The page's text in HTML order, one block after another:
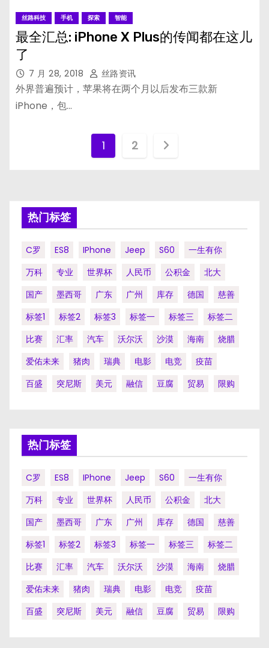
丝路科技 手机 探索 智能
最全汇总: iPhone X Plus的传闻都在这儿
了
7 月 28, 2018 丝路资讯
外界普遍预计，苹果将在两个月以后发布三款新
iPhone，包…
文1 2
热门标签
C罗 ES8 IPhone Jeep S60
一生有你
万科
专业 世界杯 人民币 公积金
北大
国产
墨西哥 广东 广州 库存 德国
慈善
标签1
标签2 标签3 标签一 标签三
标签二
比赛
汇率 汽车 沃尔沃 沙漠 海南
烧腊
爱佑未来
猪肉 瑞典 电影 电竞
疫苗
百盛
突尼斯 美元 融信 豆腐 贸易 限购
热门标签
C罗 ES8 IPhone Jeep S60
一生有你
万科
专业 世界杯 人民币 公积金
北大
国产
墨西哥 广东 广州 库存 德国
慈善
标签1
标签2 标签3 标签一 标签三
标签二
比赛
汇率 汽车 沃尔沃 沙漠 海南
烧腊
爱佑未来
猪肉 瑞典 电影 电竞
疫苗
百盛
突尼斯 美元 融信 豆腐 贸易 限购